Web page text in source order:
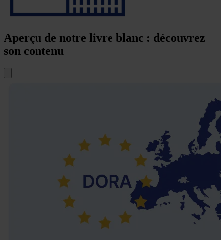
Aperçu de notre livre blanc : découvrez
son contenu